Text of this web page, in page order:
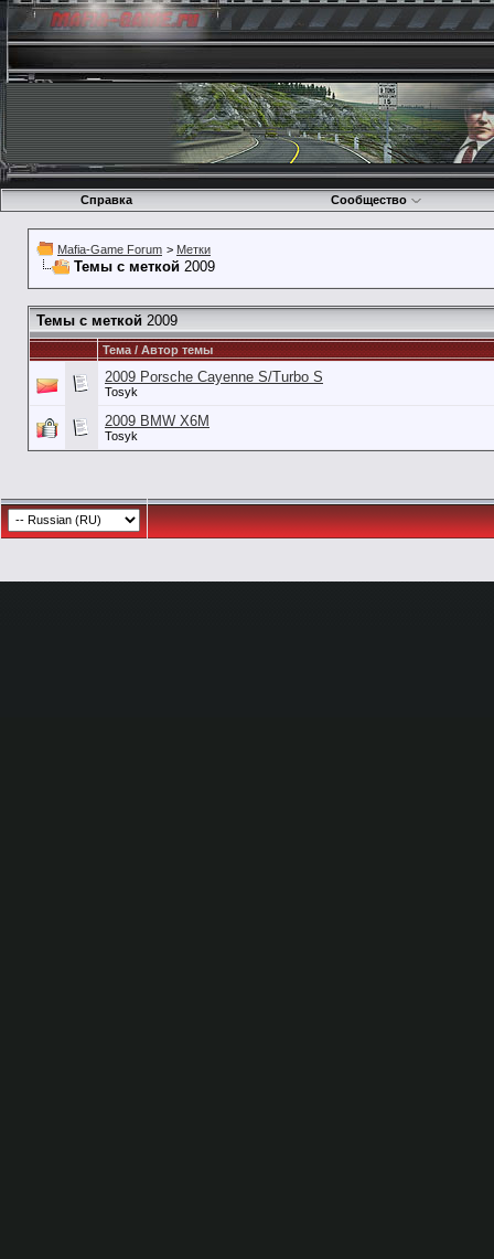
Справка Сообщество
Mafia-Game Forum > Метки
Темы с меткой 2009
Темы с меткой 2009
Тема / Автор темы
2009 Porsche Cayenne S/Turbo S
Tosyk
2009 BMW X6M
Tosyk